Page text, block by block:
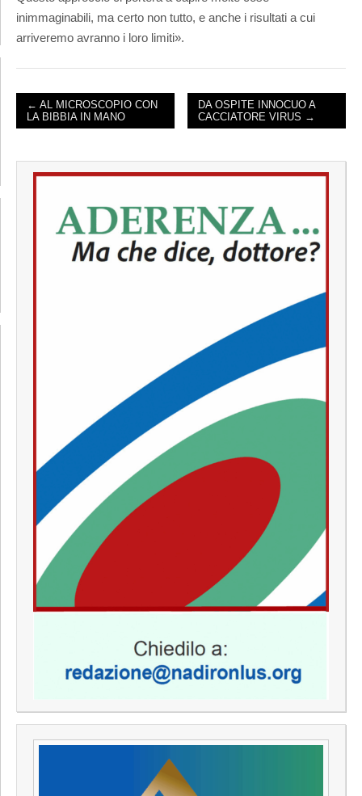
inimmaginabili, ma certo non tutto, e anche i risultati a cui
arriveremo avranno i loro limiti».
POST NAVIGATION
← AL MICROSCOPIO CON
LA BIBBIA IN MANO
DA OSPITE INNOCUO A
CACCIATORE VIRUS →